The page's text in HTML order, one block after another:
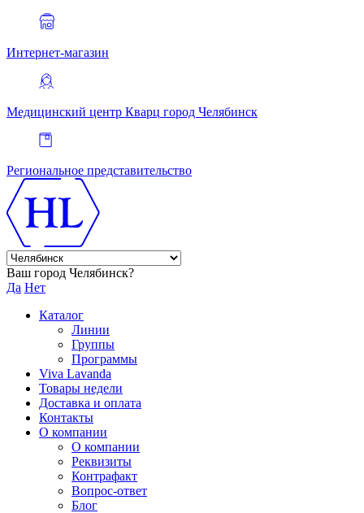
Интернет-магазин
Медицинский центр Кварц город Челябинск
Региональное представительство
Ваш город Челябинск?
Да Нет
Каталог
Линии
Группы
Программы
Viva Lavanda
Товары недели
Доставка и оплата
Контакты
О компании
О компании
Реквизиты
Контрафакт
Вопрос-ответ
Блог